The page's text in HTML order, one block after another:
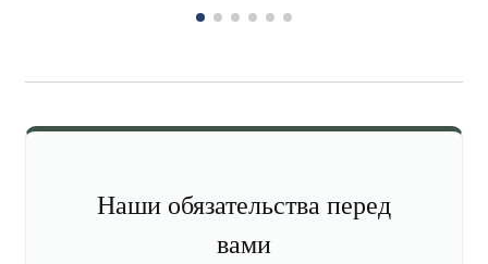
Наши обязательства перед
вами